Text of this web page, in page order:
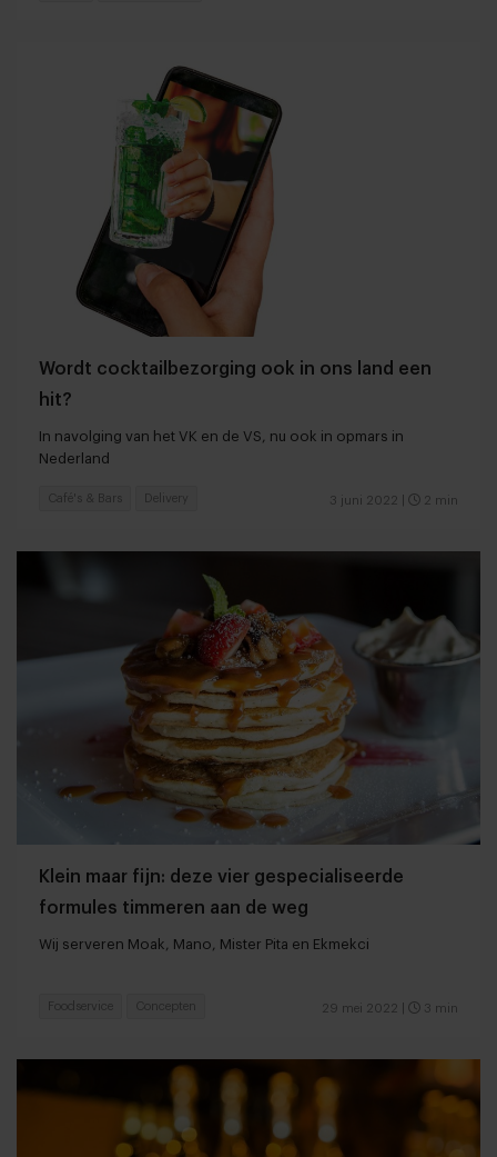
Wordt cocktailbezorging ook in ons land een
hit?
In navolging van het VK en de VS, nu ook in opmars in
Nederland
3 juni 2022 2 min
Café's & Bars Delivery
Klein maar fijn: deze vier gespecialiseerde
formules timmeren aan de weg
Wij serveren Moak, Mano, Mister Pita en Ekmekci
29 mei 2022 3 min
Foodservice Concepten